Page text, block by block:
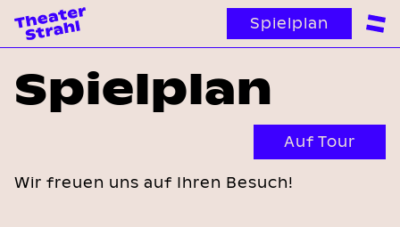
Spielplan
Spielplan
Auf Tour
Wir freuen uns auf Ihren Besuch!